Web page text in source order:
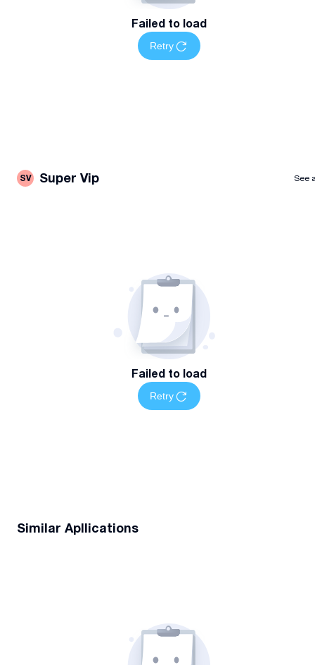
სამუშაოები მარტივად — დაგვიკავშირდით მითითებულ
ნომერზე სრული ინფორმაციისთვის
Failed to load
Retry
SV Super Vip See
Failed to load
Retry
Similar Apllications